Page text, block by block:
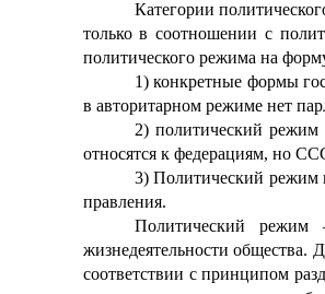
Категории
только в соотношении с
политического режима на
1) конкретные формы
в авторитарном режиме нет
2) политический режим
относятся к федерациям, но
3) Политический режим
правления.
Политический режим
жизнедеятельности
соответствии с принципом